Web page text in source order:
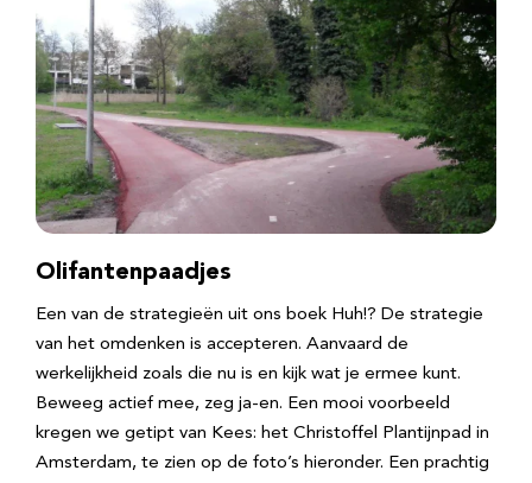
Olifantenpaadjes
Een van de strategieën uit ons boek Huh!? De strategie
van het omdenken is accepteren. Aanvaard de
werkelijkheid zoals die nu is en kijk wat je ermee kunt.
Beweeg actief mee, zeg ja-en. Een mooi voorbeeld
kregen we getipt van Kees: het Christoffel Plantijnpad in
Amsterdam, te zien op de foto’s hieronder. Een prachtig